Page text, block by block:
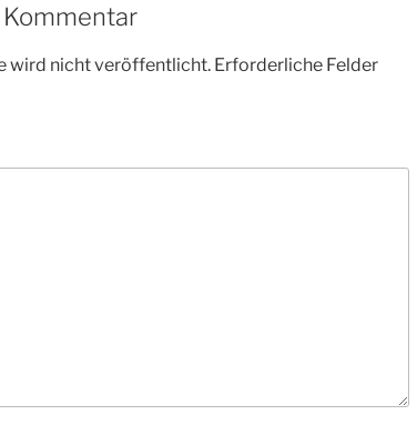
wird nicht veröffentlicht. Erforderliche Felder